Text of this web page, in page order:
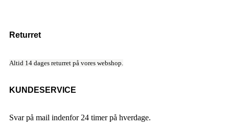
Returret
Altid 14 dages returret på vores webshop.
KUNDESERVICE
Svar på mail indenfor 24 timer på hverdage.